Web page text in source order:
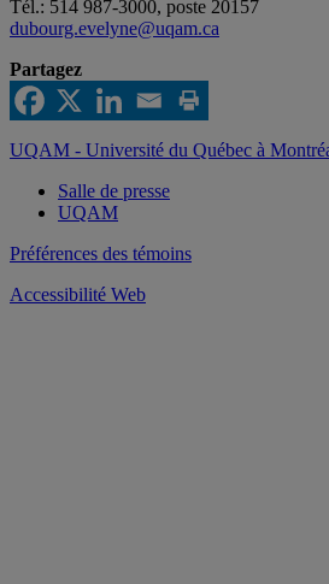
Tél.: 514 987-3000, poste 20157
dubourg.evelyne@uqam.ca
Partagez
UQAM - Université du Québec à
Salle de presse
UQAM
Préférences des témoins
Accessibilité Web